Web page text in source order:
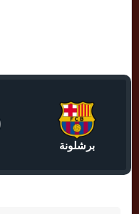
برشلونة